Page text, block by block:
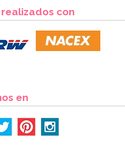
realizados con
en